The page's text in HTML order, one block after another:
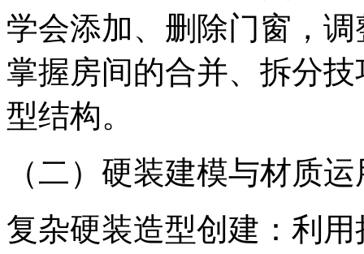
学会添加、删除门窗，
掌握房间的合并、拆分
型结构。
（二）硬装建模与材质运
复杂硬装造型创建：利